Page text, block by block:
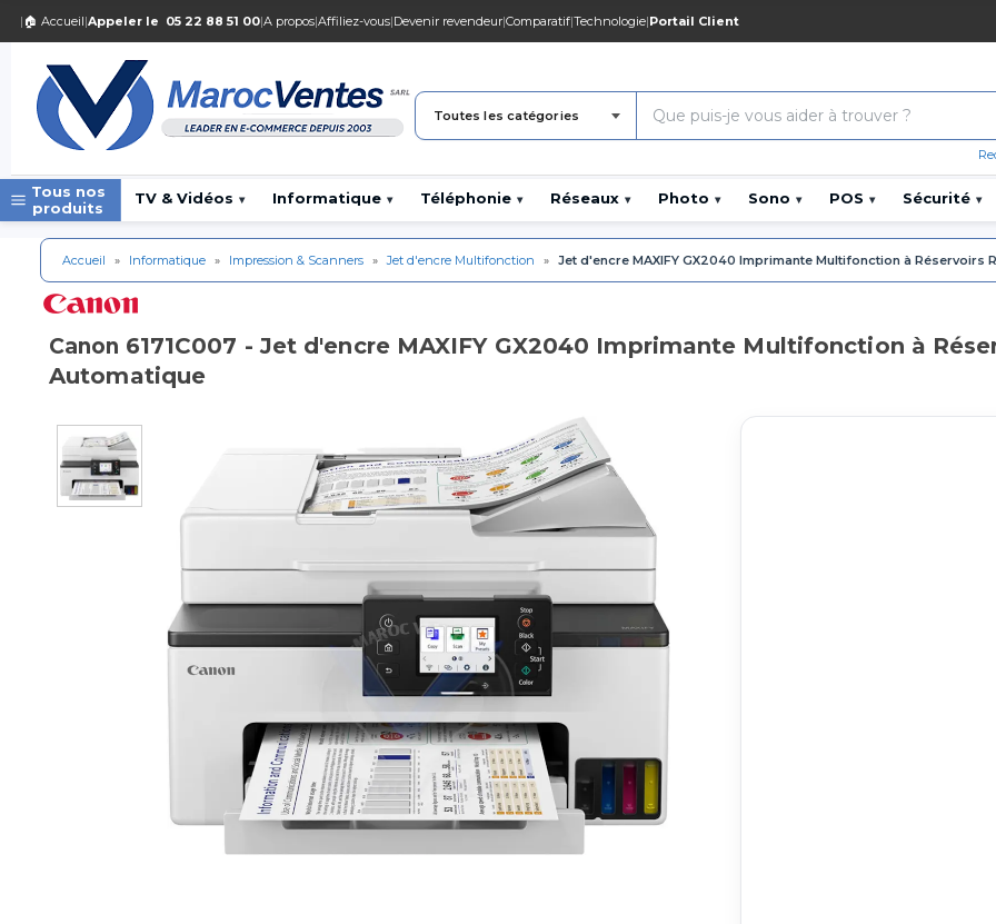
| 🏠 Accueil|Appeler le 05 22 88 51 00|A propos|Affiliez-vous|Devenir revendeur|Comparatif|Technologie|Portail Client
Toutes les catégories
Tous nos
produits
TV & Vidéos ▾ Informatique ▾ Téléphonie ▾ Réseaux ▾ Photo ▾ Sono ▾ POS ▾ Sécurité ▾
Accueil » Informatique » Impression & Scanners » Jet d'encre Multifonction » Jet d'encre MAXIFY GX2040 Imprimante Multifonction à Réservoirs
Canon 6171C007 - Jet d'encre MAXIFY GX2040 Imprimante Multifonction à
Automatique